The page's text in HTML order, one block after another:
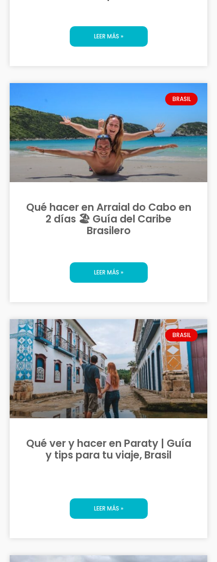
LEER MÁS »
BRASIL
Qué hacer en Arraial do Cabo en
2 días 🏖️ Guía del Caribe
Brasilero
LEER MÁS »
BRASIL
Qué ver y hacer en Paraty | Guía
y tips para tu viaje, Brasil
LEER MÁS »